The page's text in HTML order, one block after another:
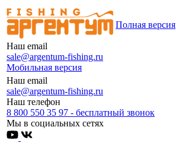
Наш email
sale@argentum-fishing.ru
Мобильная версия
Полная версия
Наш email
sale@argentum-fishing.ru
Наш телефон
8 800 550 35 97 - бесплатный звонок
Мы в социальных сетях